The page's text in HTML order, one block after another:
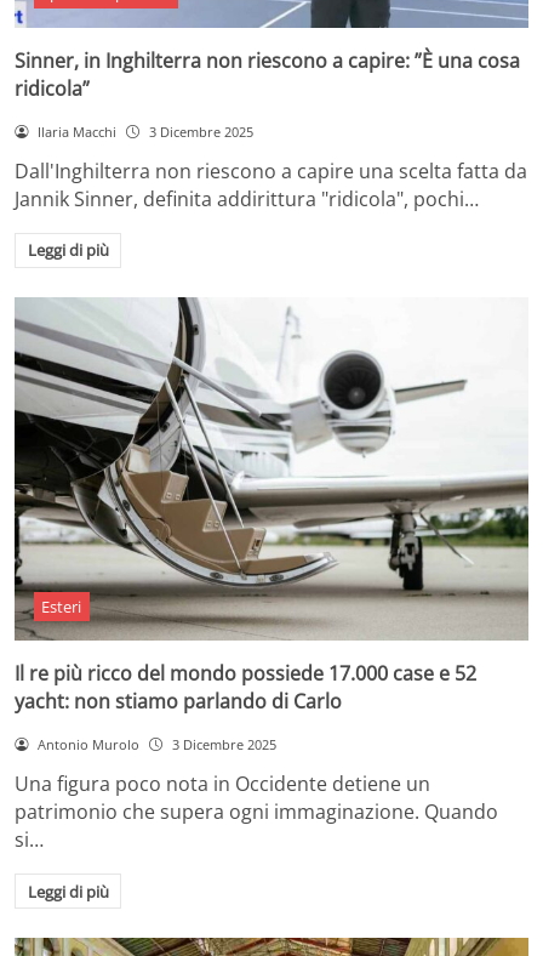
Sinner, in Inghilterra non riescono a capire: ”È una cosa
ridicola”
Ilaria Macchi 3 Dicembre 2025
Dall'Inghilterra non riescono a capire una scelta fatta da
Jannik Sinner, definita addirittura "ridicola", pochi…
Leggi di più
Esteri
Il re più ricco del mondo possiede 17.000 case e 52
yacht: non stiamo parlando di Carlo
Antonio Murolo 3 Dicembre 2025
Una figura poco nota in Occidente detiene un
patrimonio che supera ogni immaginazione. Quando
si…
Leggi di più